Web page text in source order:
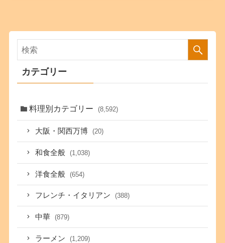
カテゴリー
料理別カテゴリー (8,592)
大阪・関西万博 (20)
和食全般 (1,038)
洋食全般 (654)
フレンチ・イタリアン (388)
中華 (879)
ラーメン (1,209)